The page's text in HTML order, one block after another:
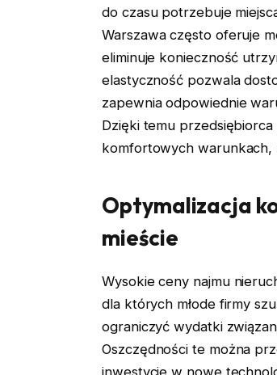
do czasu potrzebuje
Warszawa często oferuje
eliminuje konieczność
elastyczność pozwala
zapewnia odpowiednie
Dzięki temu
komfortowych warunkach,
Optymalizacja
mieście
Wysokie ceny najmu
dla których młode firmy
ograniczyć wydatki
Oszczędności te można
inwestycje w nowe